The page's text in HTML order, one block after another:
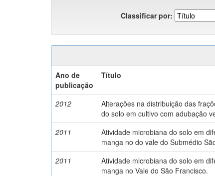
Classificar por:
Ano de
publicação
Título
2012
Alterações na distribuição das
do solo em cultivo com adubação
2011
Atividade microbiana do solo em
manga no do vale do Submédio
2011
Atividade microbiana do solo em
manga no Vale do São Francisco.